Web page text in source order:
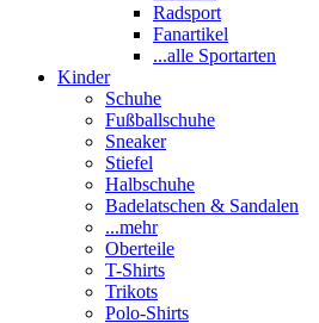
Radsport
Fanartikel
...alle Sportarten
Kinder
Schuhe
Fußballschuhe
Sneaker
Stiefel
Halbschuhe
Badelatschen & Sandalen
...mehr
Oberteile
T-Shirts
Trikots
Polo-Shirts